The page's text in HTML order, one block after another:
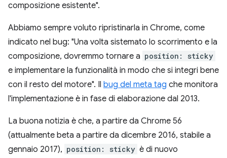
composizione esistente".
Abbiamo sempre voluto ripristinarla in Chrome, come
indicato nel bug: "Una volta sistemato lo scorrimento e la
composizione, dovremmo tornare a position: sticky
e implementare la funzionalità in modo che si integri bene
con il resto del motore". Il bug del meta tag che monitora
l'implementazione è in fase di elaborazione dal 2013.
La buona notizia è che, a partire da Chrome 56
(attualmente beta a partire da dicembre 2016, stabile a
gennaio 2017), position: sticky è di nuovo